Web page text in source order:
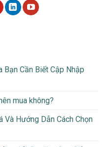
Cần Biết Cập Nhập
mua không?
Và Hướng Dẫn Cách Chọn